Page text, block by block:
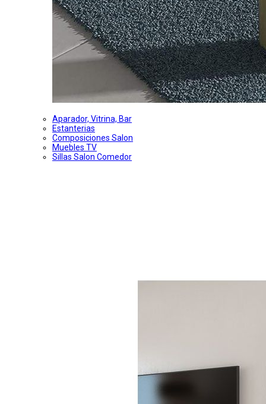
Aparador, Vitrina, Bar
Estanterias
Composiciones Salon
Muebles TV
Sillas Salon Comedor